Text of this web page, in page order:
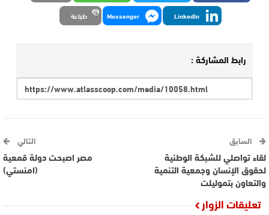
LinkedIn
Messenger طباعة
رابط المشاركة :
السابق
لقاء تواصلي للشبكة الوطنية
لحقوق الإنسان وجمعية التنمية
والتعاون بتموليلت
التالي
مصر اصبحت دولة قمعية
(امنستي)
تعليقات الزوار